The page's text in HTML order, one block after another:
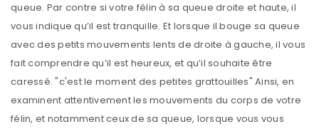
queue. Par contre si votre félin à sa queue droite et haute, il
vous indique qu’il est tranquille. Et lorsque il bouge sa queue
avec des petits mouvements lents de droite à gauche, il vous
fait comprendre qu’il est heureux, et qu’il souhaite être
caressé. "c'est le moment des petites grattouilles" Ainsi, en
examinent attentivement les mouvements du corps de votre
félin, et notamment ceux de sa queue, lorsque vous vous